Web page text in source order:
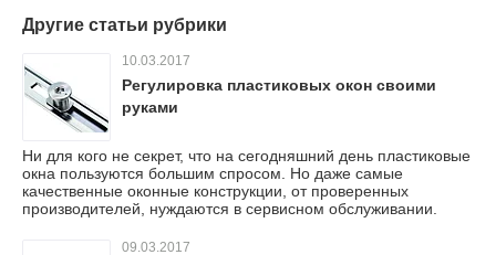
Другие статьи рубрики
10.03.2017
Регулировка пластиковых окон своими
руками
Ни для кого не секрет, что на сегодняшний день пластиковые
окна пользуются большим спросом. Но даже самые
качественные оконные конструкции, от проверенных
производителей, нуждаются в сервисном обслуживании.
09.03.2017